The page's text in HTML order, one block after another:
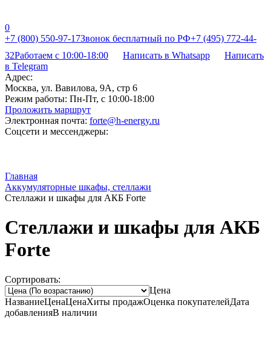
0
+7 (800) 550-97-17Звонок бесплатный по РФ+7 (495) 772-44-
32Работаем с 10:00-18:00 Написать в Whatsapp
Написать
в Telegram
Адрес:
Москва, ул. Вавилова, 9А, стр 6
Режим работы: Пн-Пт, с 10:00-18:00
Проложить маршрут
Электронная почта: forte@h-energy.ru
Соцсети и мессенджеры:
Главная
Аккумуляторные шкафы, стеллажи
Стеллажи и шкафы для АКБ Forte
Стеллажи и шкафы для АКБ
Forte
Сортировать:
Цена
НазваниеЦенаЦенаХиты продажОценка покупателейДата
добавленияВ наличии